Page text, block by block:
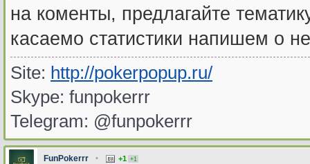
на коменты, предлагайте
касаемо статистики напишем о
Site: http://pokerpopup.ru/
Skype: funpokerrr
Telegram: @funpokerrr
FunPokerrr • +1 +1